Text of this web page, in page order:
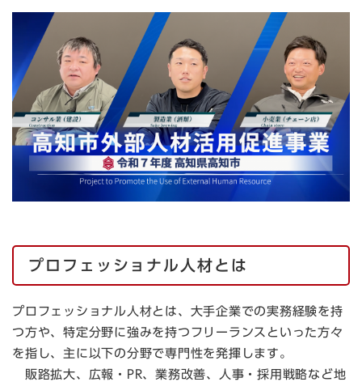
​プロフェッショナル人材とは
プロフェッショナル人材とは、大手企業での実務経験を持
つ方や、特定分野に強みを持つフリーランスといった方々
を指し、主に以下の分野で専門性を発揮します。
販路拡大、広報・PR、業務改善、人事・採用戦略など地